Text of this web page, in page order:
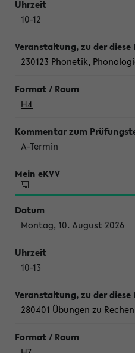
10-12
230123 Phonetik,
H4
A-Termin
Montag, 10. August 2026
10-13
280401 Übungen zu